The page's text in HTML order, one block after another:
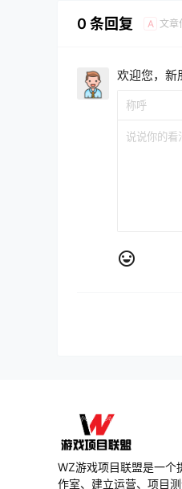
0 条回复 A 文章
欢迎您，新
WZ游戏项目联盟是一个
作室、建立运营、项目